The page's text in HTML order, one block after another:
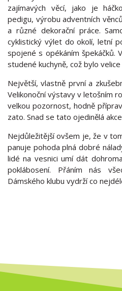
zajímavých věcí, jako je
pedigu, výrobu adventních
a různé dekorační práce.
cyklistický výlet do okolí, letní
spojené s opékáním špekáčků.
studené kuchyně, což bylo
Největší, vlastně první a
Velikonoční výstavy v letošním
velkou pozornost, hodně
zato. Snad se tato ojedinělá
Nejdůležitější ovšem je, že v
panuje pohoda plná dobré
lidé na vesnici umí dát
poklábosení. Přáním nás
Dámského klubu vydrží co